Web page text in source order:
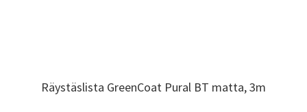
Räystäslista GreenCoat Pural BT matta, 3m
Räystäslista GreenCoat Pural BT matta, 3m